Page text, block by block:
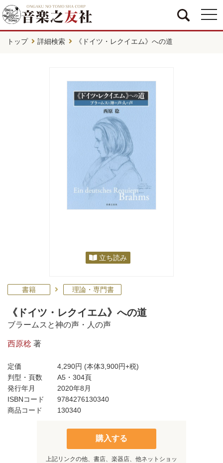
トップ 詳細検索 《ドイツ・レクイエム》への道
立ち読み
書籍 理論・専門書
《ドイツ・レクイエム》への道
ブラームスと神の声・人の声
西原稔 著
定価 4,290円 (本体3,900円+税)
判型・頁数
A5・304頁
発行年月
2020年8月
ISBNコード
9784276130340
商品コード
130340
購入する
上記リンクの他、書店、楽器店、他ネットショッ